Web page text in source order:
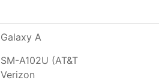
Galaxy A
SM-A102U (AT&T
Verizon